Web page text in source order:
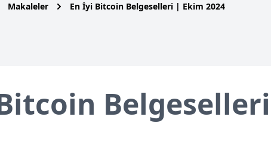
Makaleler En İyi Bitcoin Belgeselleri | Ekim 2024